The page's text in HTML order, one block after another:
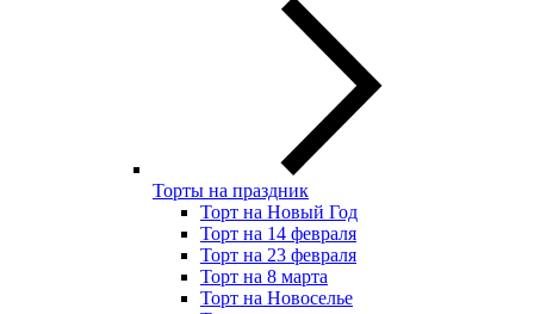
Торты на праздник
Торт на Новый Год
Торт на 14 февраля
Торт на 23 февраля
Торт на 8 марта
Торт на Новоселье